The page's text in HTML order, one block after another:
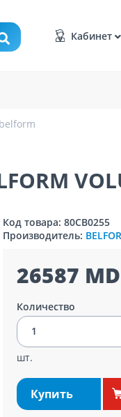
Кабинет
Код товара: 80CB0255
Производитель:
26587
Количество
шт.
Купить